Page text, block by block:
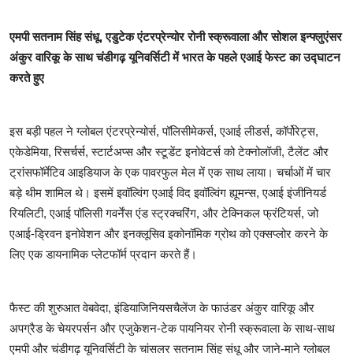
एमपी सतनाम सिंह संधू, एडुटेक एंटरप्रेन्योर रोनी स्क्रूवाला और सोशल इन्फ्लुएंसर
अंकुर वारिकू के साथ चंडीगढ़ यूनिवर्सिटी में भारत के पहले एआई फेस्ट का उद्घाटन
करते हुए
इस बड़ी पहल ने ग्लोबल एंटरप्रेन्योर्स, पॉलिसीमेकर्स, एआई लीडर्स, कॉर्पोरेट्स,
एकेडेमिया, रिसर्चर्स, स्टार्टअप्स और स्टूडेंट इनोवेटर्स को टेक्नोलॉजी, टैलेंट और
ट्रांसफॉर्मेटिव आइडियाज के एक पावरफुल मेल में एक साथ लाया। चर्चाओं में चार
बड़े थीम शामिल थे। इसमें इवॉल्विंग एआई विद इवॉल्विंग ह्यूमन्स, एआई इंजीनियर्ड
रियलिटी, एआई पॉलिसी गवर्नेंस एंड स्ट्रक्चरिंग, और टेक्निकल फ्रंटियर्स, जो
एआई-ड्रिवन इनोवेशन और इनक्लूसिव इकोनॉमिक ग्रोथ को एक्सप्लोर करने के
लिए एक डायनामिक प्लेटफॉर्म प्रदान करते हैं।
फैस्ट की शुरुआत वेबवेदा, इंडियाजिनियसचैलेंज के फाउंडर अंकुर वारिकू और
अपग्रैड के चेयरपर्सन और एजुकेशन-टेक पायनियर रोनी स्क्रूवाला के साथ-साथ
एमपी और चंडीगढ़ यूनिवर्सिटी के चांसलर सतनाम सिंह संधू और जाने-माने ग्लोबल